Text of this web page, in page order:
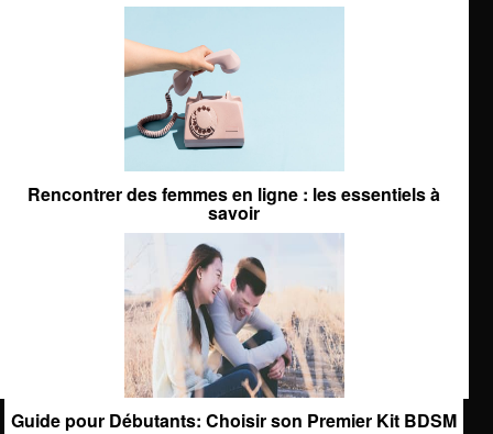
Rencontrer des femmes en ligne : les essentiels à
savoir
Guide pour Débutants: Choisir son Premier Kit BDSM